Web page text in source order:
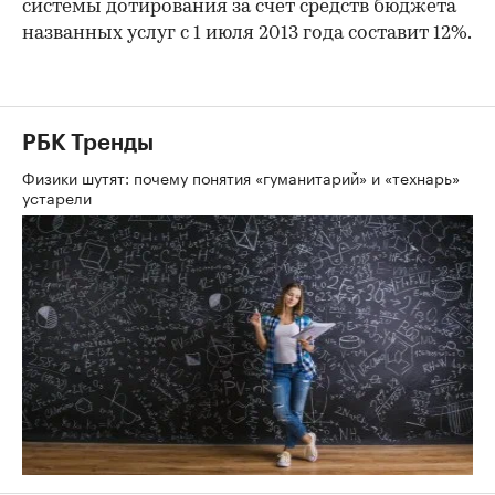
системы дотирования за счет средств бюджета
названных услуг с 1 июля 2013 года составит 12%.
РБК Тренды
Физики шутят: почему понятия «гуманитарий» и «технарь»
устарели